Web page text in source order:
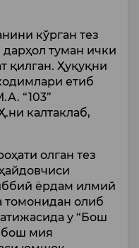
кўрган тез
туман ички
қилган. Ҳуқуқни
етиб
“103”
калтаклаб,
олган тез
ёрдам илмий
томонидан олиб
у “Бош
бош мия